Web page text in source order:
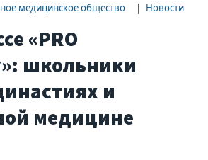
медицинское общество Новости
«PRO
школьники
и
медицине